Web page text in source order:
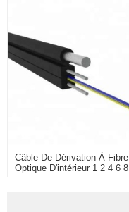
Câble De Dérivation À Fibre
Optique D'intérieur 1 2 4 6 8